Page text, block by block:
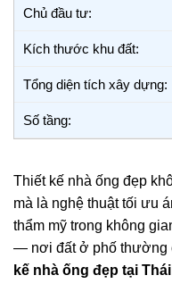
Chủ đầu tư:
Kích thước khu đất:
Tổng diện tích xây dựng:
Số tầng:
Thiết kế nhà ống đẹp
mà là nghệ thuật tối ưu
thẩm mỹ trong không
— nơi đất ở phố thường
kế nhà ống đẹp tại